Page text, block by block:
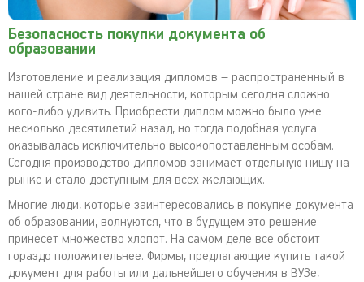
Безопасность покупки документа об
образовании
Изготовление и реализация дипломов – распространенный в
нашей стране вид деятельности, которым сегодня сложно
кого-либо удивить. Приобрести диплом можно было уже
несколько десятилетий назад, но тогда подобная услуга
оказывалась исключительно высокопоставленным особам.
Сегодня производство дипломов занимает отдельную нишу на
рынке и стало доступным для всех желающих.
Многие люди, которые заинтересовались в покупке документа
об образовании, волнуются, что в будущем это решение
принесет множество хлопот. На самом деле все обстоит
гораздо положительнее. Фирмы, предлагающие купить такой
документ для работы или дальнейшего обучения в ВУЗе,